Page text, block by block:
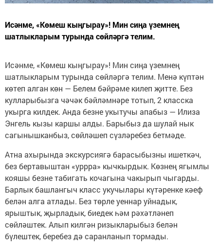
Исәнме, «Көмеш кыңгырау»! Мин сиңа үземнең
шатлыкларым турында сөйләргә телим.
Исәнме, «Көмеш кыңгырау»! Мин сиңа үземнең
шатлыкларым турында сөйләргә телим. Менә күптән
көтеп алган көн — Белем бәйрәме килеп җитте. Без
кулларыбызга чәчәк бәйләмнәре тотып, 2 класска
укырга килдек. Анда безне укытучы апабыз — Илиза
Энгель кызы каршы алды. Барыбыз да шулай нык
сагынышканбыз, сөйләшеп сүзләребез бетмәде.
Атна ахырында экскурсиягә барасыбызны ишеткәч,
без бертавыштан «уррра» кычкырдык. Көзнең ягымлы
кояшы безне табигать кочагына чакырып чыгарды.
Барлык башлангыч класс укучылары күтәренке кәеф
белән алга атлады. Без төрле уеннар уйнадык,
ярыштык, җырладык, биедек һәм рәхәтләнеп
сөйләштек. Алып килгән ризыкларыбыз белән
бүлештек, беребез дә саранланып тормады.